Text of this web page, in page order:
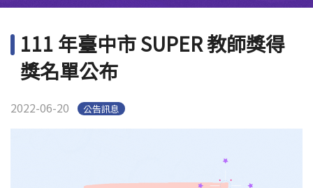
表單及退撫金
111 年臺中市 SUPER 教師獎得
獎名單公布
2022-06-20 公告訊息